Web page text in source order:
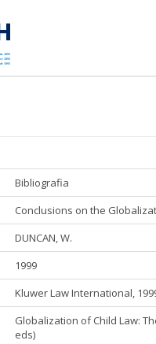
Bibliografia
Conclusions on the
DUNCAN, W.
1999
Kluwer Law International,
Globalization of Child Law:
eds)